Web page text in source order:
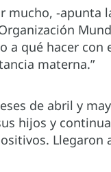
mucho, -apunta
a qué hacer
materna.”
de abril y
hijos y